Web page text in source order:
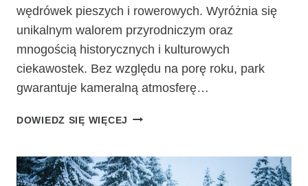
wędrówek pieszych i rowerowych. Wyróżnia się
unikalnym walorem przyrodniczym oraz
mnogością historycznych i kulturowych
ciekawostek. Bez względu na porę roku, park
gwarantuje kameralną atmosferę…
DOWIEDZ SIĘ WIĘCEJ MAGURSKI
–
SZLAKI